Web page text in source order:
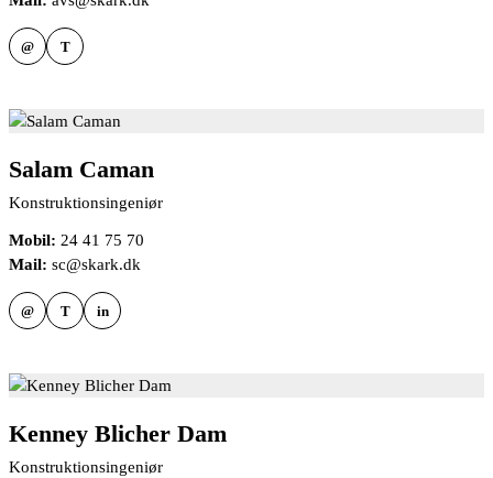
@ T
Salam Caman
Konstruktionsingeniør
Mobil: 24 41 75 70
Mail: sc@skark.dk
@ T in
Kenney Blicher Dam
Konstruktionsingeniør